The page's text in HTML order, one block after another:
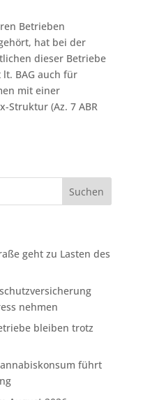
Betrieben
hat bei der
dieser Betriebe
BAG auch für
mit einer
Struktur (Az. 7 ABR
geht zu Lasten des
nehmen
bleiben trotz
führt